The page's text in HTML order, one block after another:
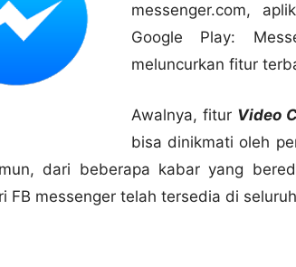
messenger.com,
Google Play:
meluncurkan fitur
Awalnya, fitur Video
bisa dinikmati oleh
dari beberapa kabar yang
FB messenger telah tersedia di